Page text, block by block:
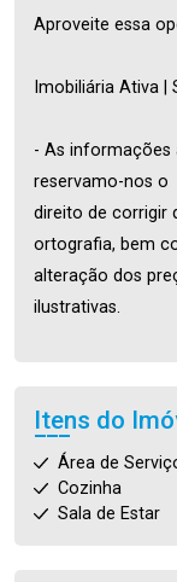
Aproveite essa
Imobiliária Ativa |
- As informações
reservamo-nos o
direito de corrigir
ortografia, bem
alteração dos
ilustrativas.
Itens do
Área de
Cozinha
Sala de Estar